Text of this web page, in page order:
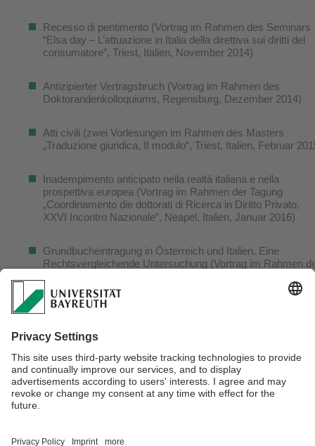
Recesso di pentimento (Vortrag im Rahmen des Seminars
“Elsa day – L’attuazione in Italia della direttiva sui diritti del
consumatore”, Triest, Italien, November 2014)
Antizipierter Vertragsbruch (Vortrag im Rahmen des
Doktorandenkolloquiums, Regensburg, Dezember 2014)
Atti civili (zwei Vorlesungen im Rahmen des Masters
„Traduzione giuridica, II modulo“, Triest, Italien, Februar
Inadempimento anticipato nella realtà italiana e nella
prospettiva europea (Vortrag im Rahmen der Tagung
„Coordinamento die dottorati di Ricerca in Diritto Privato,
XXVI Incontro Nazionale”, Neapel, Italien, Januar 2016)
Grundbucheintragung in Österreich und Italien. Eine
Rechtsvergleichende Untersuchung (Vortrag im Rahmen
Security requirements of the TSPs (Article 19 eIDAS
Regulation (EU) No 910/2014 on electronic identification
market”, Westfälische-Wilhelms-Universität Universität,
November 2016)